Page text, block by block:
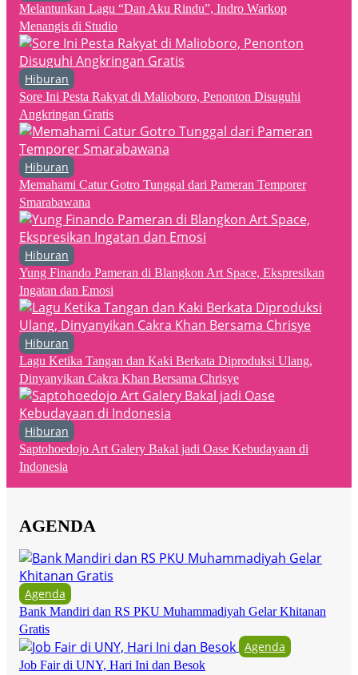
Melantunkan Lagu “Dan Aku Rindu”, Indro Warkop
Menangis di Studio
Hiburan
Sore Ini Pesta Rakyat di Malioboro, Penonton Disuguhi
Angkringan Gratis
Hiburan
Memahami Catur Gotro Tunggal dari Pameran Temporer
Smarabawana
Hiburan
Yung Finando Pameran di Blangkon Art Space, Ekspresikan
Ingatan dan Emosi
Hiburan
Lagu Ketika Tangan dan Kaki Berkata Diproduksi Ulang,
Dinyanyikan Cakra Khan Bersama Chrisye
Hiburan
Saptohoedojo Art Galery Bakal jadi Oase Kebudayaan di
Indonesia
AGENDA
Agenda
Bank Mandiri dan RS PKU Muhammadiyah Gelar Khitanan
Gratis
Agenda
Job Fair di UNY, Hari Ini dan Besok